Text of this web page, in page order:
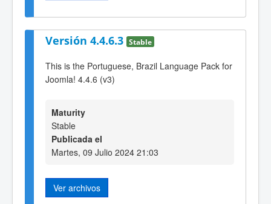
Versión 4.4.6.3 Stable
This is the Portuguese, Brazil Language Pack for
Joomla! 4.4.6 (v3)
Maturity
Stable
Publicada el
Martes, 09 Julio 2024 21:03
Ver archivos